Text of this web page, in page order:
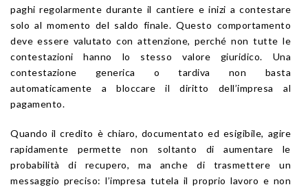
paghi regolarmente durante il cantiere e inizi a contestare
solo al momento del saldo finale. Questo comportamento
deve essere valutato con attenzione, perché non tutte le
contestazioni hanno lo stesso valore giuridico. Una
contestazione generica o tardiva non basta
automaticamente a bloccare il diritto dell’impresa al
pagamento.
Quando il credito è chiaro, documentato ed esigibile, agire
rapidamente permette non soltanto di aumentare le
probabilità di recupero, ma anche di trasmettere un
messaggio preciso: l’impresa tutela il proprio lavoro e non